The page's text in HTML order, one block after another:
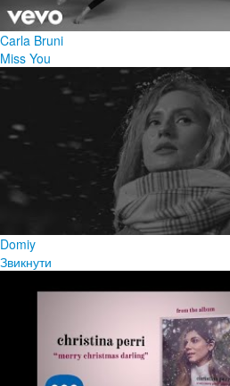
Carla Bruni
Miss You
Domiy
Звикнути